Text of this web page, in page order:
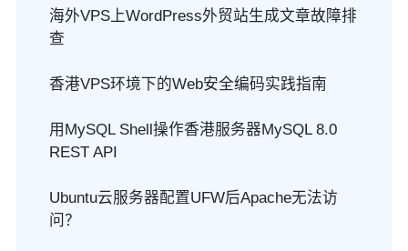
海外VPS上WordPress外贸站生成文章故障排
查
香港VPS环境下的Web安全编码实践指南
用MySQL Shell操作香港服务器MySQL 8.0
REST API
Ubuntu云服务器配置UFW后Apache无法访
问？